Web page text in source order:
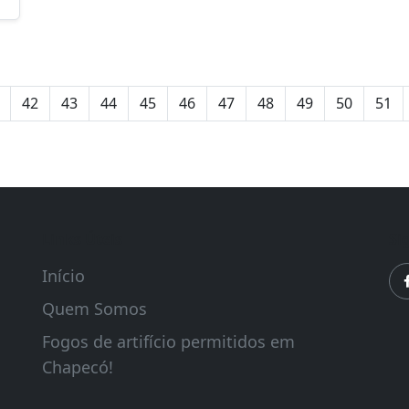
42 43 44 45 46 47 48 49 50 51
Início
Quem Somos
Fogos de artifício permitidos em
Chapecó!